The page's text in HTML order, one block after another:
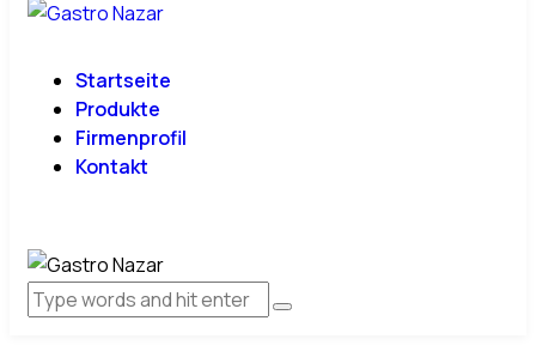
Startseite
Produkte
Firmenprofil
Kontakt